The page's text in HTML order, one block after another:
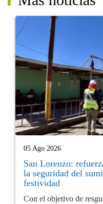
05 Ago 2026
San Lorenzo:
la seguridad del
festividad
Con el objetivo de